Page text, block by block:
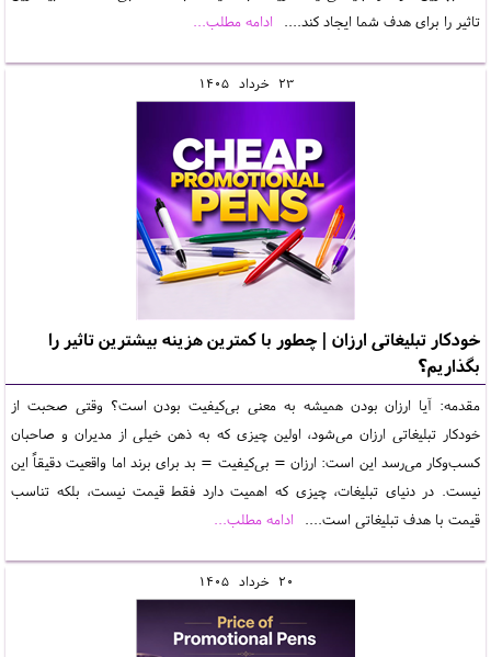
تاثیر را برای هدف شما ایجاد کند.... ادامه مطلب...
23 خرداد 1405
خودکار تبلیغاتی ارزان | چطور با کمترین هزینه بیشترین تاثیر را
بگذاریم؟
مقدمه: آیا ارزان بودن همیشه به معنی بی‌کیفیت بودن است؟ وقتی صحبت از
خودکار تبلیغاتی ارزان می‌شود، اولین چیزی که به ذهن خیلی از مدیران و صاحبان
کسب‌وکار می‌رسد این است: ارزان = بی‌کیفیت = بد برای برند اما واقعیت دقیقاً این
نیست. در دنیای تبلیغات، چیزی که اهمیت دارد فقط قیمت نیست، بلکه تناسب
قیمت با هدف تبلیغاتی است.... ادامه مطلب...
20 خرداد 1405